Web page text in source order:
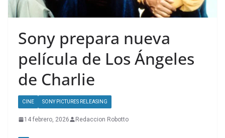
Sony prepara nueva
película de Los Ángeles
de Charlie
CINE SONY PICTURES RELEASING
14 febrero, 2026 Redaccion Robotto